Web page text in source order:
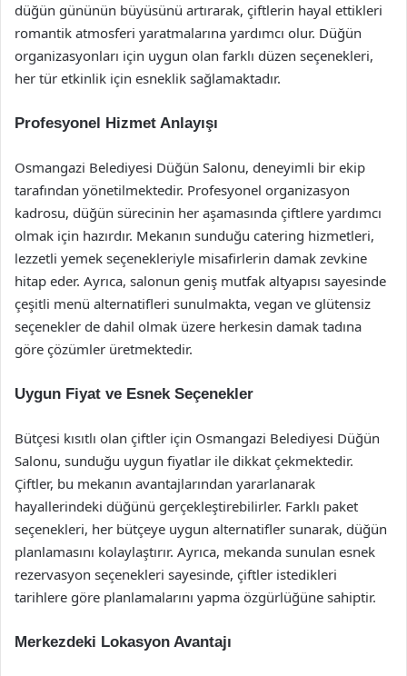
düğün gününün büyüsünü artırarak, çiftlerin hayal ettikleri
romantik atmosferi yaratmalarına yardımcı olur. Düğün
organizasyonları için uygun olan farklı düzen seçenekleri,
her tür etkinlik için esneklik sağlamaktadır.
Profesyonel Hizmet Anlayışı
Osmangazi Belediyesi Düğün Salonu, deneyimli bir ekip
tarafından yönetilmektedir. Profesyonel organizasyon
kadrosu, düğün sürecinin her aşamasında çiftlere yardımcı
olmak için hazırdır. Mekanın sunduğu catering hizmetleri,
lezzetli yemek seçenekleriyle misafirlerin damak zevkine
hitap eder. Ayrıca, salonun geniş mutfak altyapısı sayesinde
çeşitli menü alternatifleri sunulmakta, vegan ve glütensiz
seçenekler de dahil olmak üzere herkesin damak tadına
göre çözümler üretmektedir.
Uygun Fiyat ve Esnek Seçenekler
Bütçesi kısıtlı olan çiftler için Osmangazi Belediyesi Düğün
Salonu, sunduğu uygun fiyatlar ile dikkat çekmektedir.
Çiftler, bu mekanın avantajlarından yararlanarak
hayallerindeki düğünü gerçekleştirebilirler. Farklı paket
seçenekleri, her bütçeye uygun alternatifler sunarak, düğün
planlamasını kolaylaştırır. Ayrıca, mekanda sunulan esnek
rezervasyon seçenekleri sayesinde, çiftler istedikleri
tarihlere göre planlamalarını yapma özgürlüğüne sahiptir.
Merkezdeki Lokasyon Avantajı